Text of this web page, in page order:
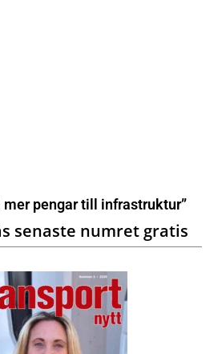
mer pengar till infrastruktur”
senaste numret gratis